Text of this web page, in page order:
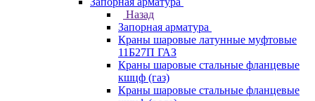
Назад
Запорная арматура
Краны шаровые латунные муфтовые
11Б27П ГАЗ
Краны шаровые стальные фланцевые
кшцф (газ)
Краны шаровые стальные фланцевые